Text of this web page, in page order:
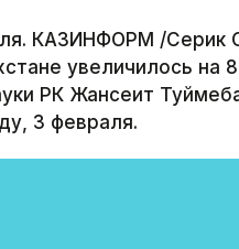
КАЗИНФОРМ /Серик
увеличилось
РК Жансеит
3 февраля.